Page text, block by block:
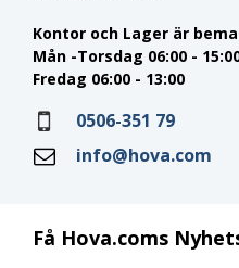
Få Hova.coms
Kontor och Lager är
Mån -Torsdag 06:00 -
Fredag 06:00 - 13:00
0506-351 79
info@hova.com